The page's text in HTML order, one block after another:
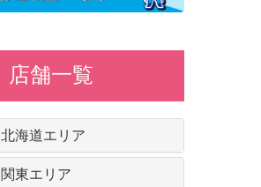
店舗一覧
北海道エリア
関東エリア